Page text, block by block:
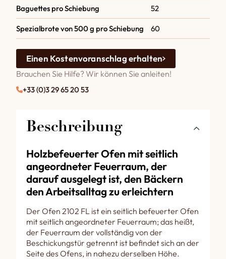
Baguettes pro Schiebung 52
Spezialbrote von 500 g pro Schiebung 60
Einen Kostenvoranschlag erhalten
Brauchen Sie Hilfe? Wir können Sie anleiten!
+33 (0)3 29 65 20 53
Beschreibung
Holzbefeuerter Ofen mit seitlich
angeordneter Feuerraum, der
darauf ausgelegt ist, den Bäckern
den Arbeitsalltag zu erleichtern
Der Ofen 2102 FL ist ein seitlich befeuerter Ofen
mit seitlich angeordneter Feuerraum; das heißt,
der Feuerraum der vollständig von der
Beschickungstür getrennt ist befindet sich an der
Seite des Ofens, in nahezu derselben Höhe.